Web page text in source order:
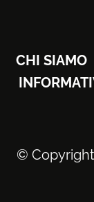
CHI SIAMO
© Copyright